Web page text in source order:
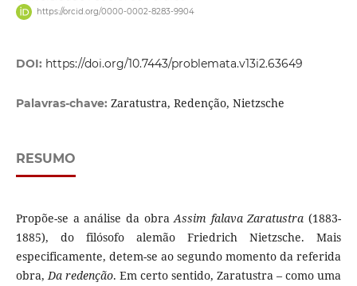
https://orcid.org/0000-0002-8283-9904
DOI: https://doi.org/10.7443/problemata.v13i2.63649
Palavras-chave: Zaratustra, Redenção, Nietzsche
RESUMO
Propõe-se a análise da obraAssim falava Zaratustra (1883-
1885), do filósofo alemão Friedrich Nietzsche. Mais
especificamente, detem-se ao segundo momento da referida
obra,Da redenção. Em certo sentido, Zaratustra – como uma